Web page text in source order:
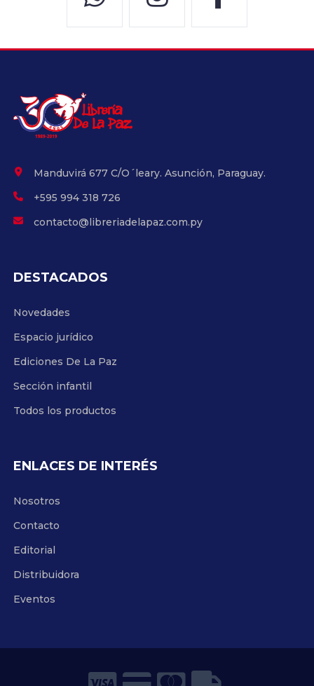
Manduvirá 677 C/O´leary. Asunción, Paraguay.
+595 994 318 726
contacto@libreriadelapaz.com.py
DESTACADOS
Novedades
Espacio jurídico
Ediciones De La Paz
Sección infantil
Todos los productos
ENLACES DE INTERÉS
Nosotros
Contacto
Editorial
Distribuidora
Eventos